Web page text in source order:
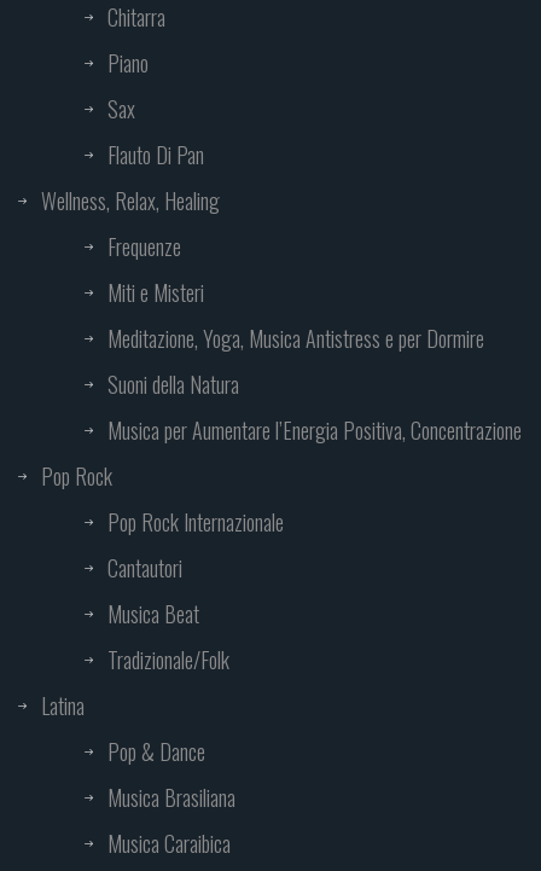
Chitarra
Piano
Sax
Flauto Di Pan
Wellness, Relax, Healing
Frequenze
Miti e Misteri
Meditazione, Yoga, Musica Antistress e per Dormire
Suoni della Natura
Musica per Aumentare l’Energia Positiva, Concentrazione
Pop Rock
Pop Rock Internazionale
Cantautori
Musica Beat
Tradizionale/Folk
Latina
Pop & Dance
Musica Brasiliana
Musica Caraibica